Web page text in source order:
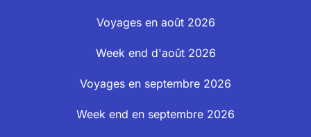
Voyages en août 2026
Week end d'août 2026
Voyages en septembre 2026
Week end en septembre 2026